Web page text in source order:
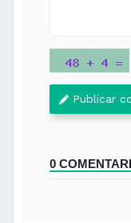
Publicar
0